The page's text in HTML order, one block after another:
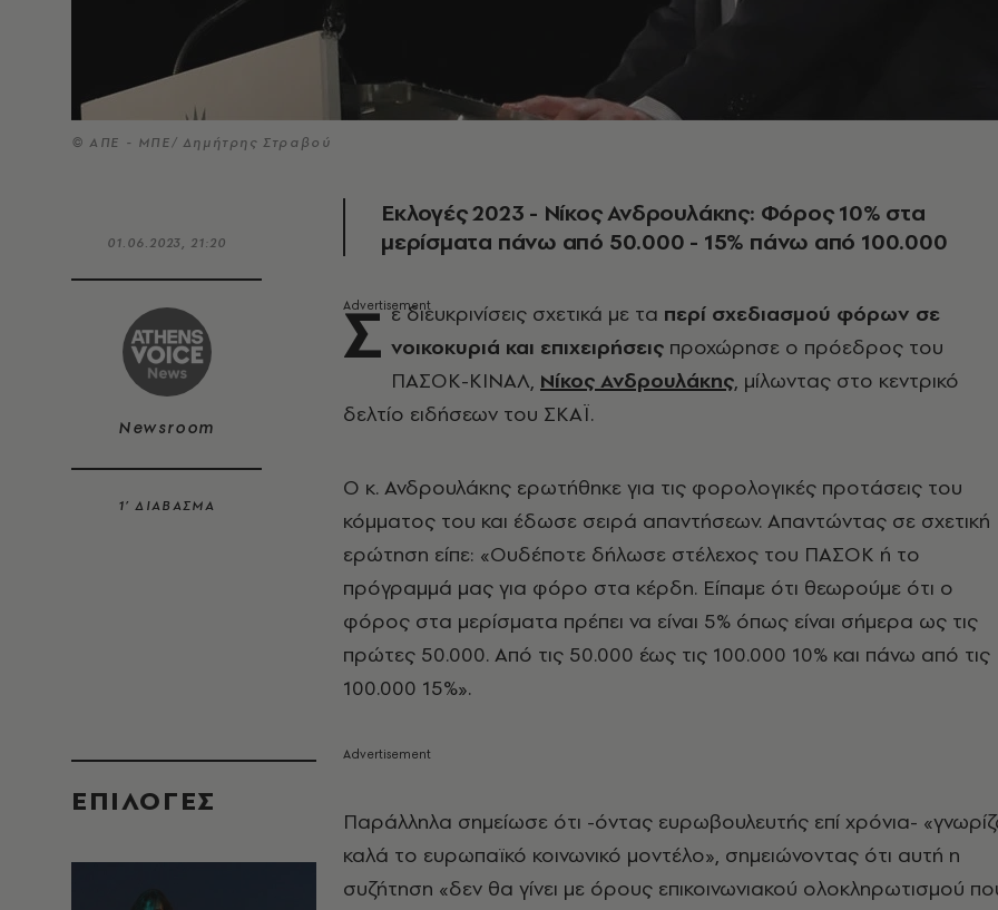
© ΑΠΕ - ΜΠΕ/ Δημήτρης Στραβού
01.06.2023, 21:20
Newsroom
1’ ΔΙΑΒΑΣΜΑ
EΠΙΛΟΓΈΣ
Εκλογές 2023 - Νίκος Ανδρουλάκης: Φόρος 10% στα
μερίσματα πάνω από 50.000 - 15% πάνω από 100.000
Σ ε διευκρινίσεις σχετικά με τα περί σχεδιασμού φόρων σε
νοικοκυριά και επιχειρήσεις προχώρησε ο πρόεδρος του
ΠΑΣΟΚ-ΚΙΝΑΛ, Νίκος Ανδρουλάκης, μίλωντας στο κεντρικό
δελτίο ειδήσεων του ΣΚΑΪ.
Ο κ. Ανδρουλάκης ερωτήθηκε για τις φορολογικές προτάσεις του
κόμματος του και έδωσε σειρά απαντήσεων. Απαντώντας σε σχετική
ερώτηση είπε: «Ουδέποτε δήλωσε στέλεχος του ΠΑΣΟΚ ή το
πρόγραμμά μας για φόρο στα κέρδη. Είπαμε ότι θεωρούμε ότι ο
φόρος στα μερίσματα πρέπει να είναι 5% όπως είναι σήμερα ως τις
πρώτες 50.000. Από τις 50.000 έως τις 100.000 10% και πάνω από τις
100.000 15%».
Παράλληλα σημείωσε ότι -όντας ευρωβουλευτής επί χρόνια-
καλά το ευρωπαϊκό κοινωνικό μοντέλο», σημειώνοντας ότι αυτή η
συζήτηση «δεν θα γίνει με όρους επικοινωνιακού ολοκληρωτισμού